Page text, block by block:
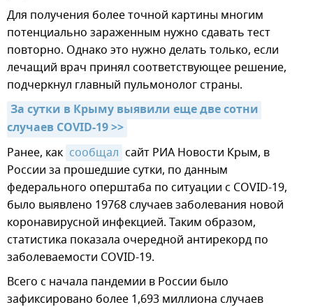
Для получения более точной картины многим
потенциально зараженным нужно сдавать тест
повторно. Однако это нужно делать только, если
лечащий врач принял соответствующее решение,
подчеркнул главный пульмонолог страны.
За сутки в Крыму выявили еще две сотни
случаев COVID-19 >>
Ранее, как сообщал сайт РИА Новости Крым, в
России за прошедшие сутки, по данным
федерального оперштаба по ситуации с COVID-19,
было выявлено 19768 случаев заболевания новой
коронавирусной инфекцией. Таким образом,
статистика показала очередной антирекорд по
заболеваемости COVID-19.
Всего с начала пандемии в России было
зафиксировано более 1,693 миллиона случаев